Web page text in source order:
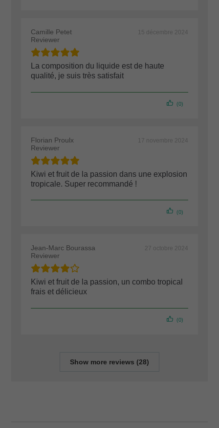
Camille Petet
Reviewer
15 décembre 2024
La composition du liquide est de haute
qualité, je suis très satisfait
(0)
Florian Proulx
Reviewer
17 novembre 2024
Kiwi et fruit de la passion dans une explosion
tropicale. Super recommandé !
(0)
Jean-Marc Bourassa
Reviewer
27 octobre 2024
Kiwi et fruit de la passion, un combo tropical
frais et délicieux
(0)
Show more reviews (28)